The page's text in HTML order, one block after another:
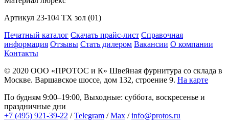
Артикул 23-104 TX зол (01)
Печатный каталог Скачать прайс-лист Справочная
информация Отзывы Стать дилером Вакансии О компании
Контакты
© 2020 ООО «ПРОТОС и К» Швейная фурнитура со склада в
Москве. Варшавское шоссе, дом 132, строение 9. На карте
По будням 9:00–19:00, Выходные: суббота, воскресенье и
праздничные дни
+7 (495) 921-39-22 /Telegram /Max /info@protos.ru